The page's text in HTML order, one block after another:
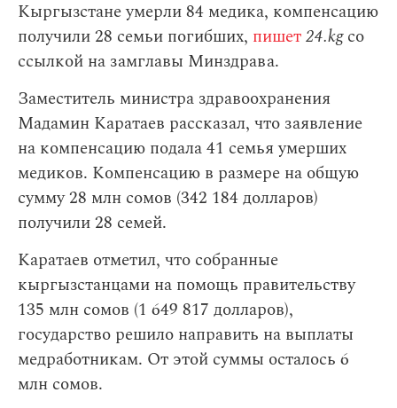
Кыргызстане умерли 84 медика, компенсацию
получили 28 семьи погибших, пишет24.kgсо
ссылкой на замглавы Минздрава.
Заместитель министра здравоохранения
Мадамин Каратаев рассказал, что заявление
на компенсацию подала 41 семья умерших
медиков. Компенсацию в размере на общую
сумму 28 млн сомов (342 184 долларов)
получили 28 семей.
Каратаев отметил, что собранные
кыргызстанцами на помощь правительству
135 млн сомов (1 649 817 долларов),
государство решило направить на выплаты
медработникам. От этой суммы осталось 6
млн сомов.